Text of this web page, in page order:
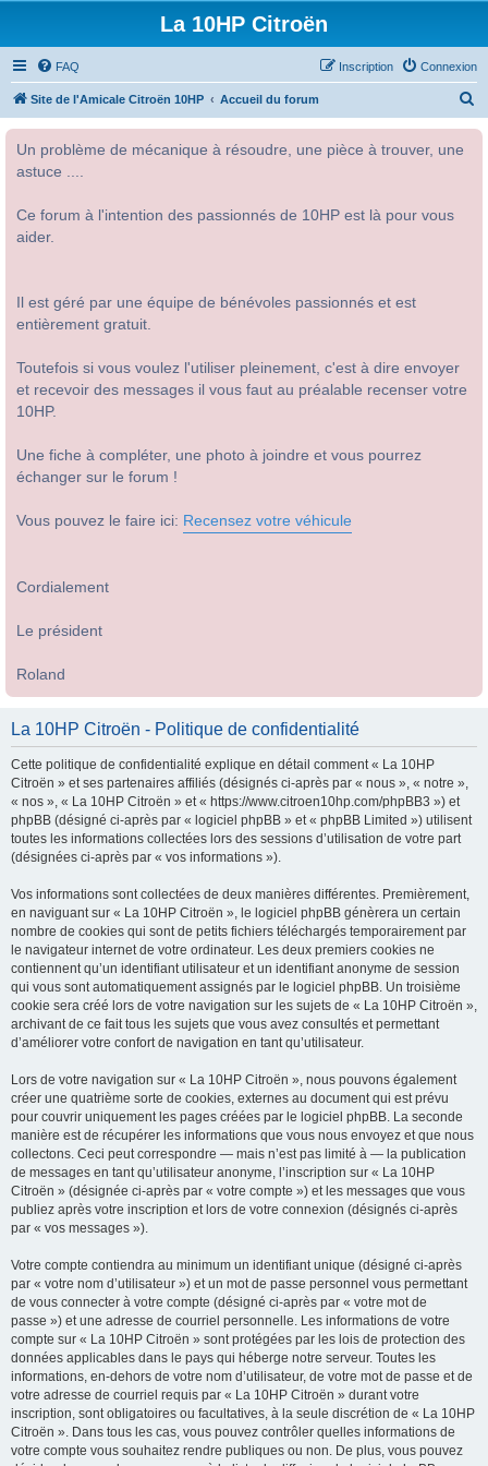
La 10HP Citroën
FAQ Connexion
Inscription
Site de l'Amicale Citroën 10HP Accueil du forum
Un problème de mécanique à résoudre, une pièce à trouver, une
astuce ....
Ce forum à l'intention des passionnés de 10HP est là pour vous
aider.
Il est géré par une équipe de bénévoles passionnés et est
entièrement gratuit.
Toutefois si vous voulez l'utiliser pleinement, c'est à dire envoyer
et recevoir des messages il vous faut au préalable recenser votre
10HP.
Une fiche à compléter, une photo à joindre et vous pourrez
échanger sur le forum !
Vous pouvez le faire ici: Recensez votre véhicule
Cordialement
Le président
Roland
La 10HP Citroën - Politique de confidentialité
Cette politique de confidentialité explique en détail comment « La 10HP
Citroën » et ses partenaires affiliés (désignés ci-après par « nous », « notre »,
« nos », « La 10HP Citroën » et « https://www.citroen10hp.com/phpBB3 ») et
phpBB (désigné ci-après par « logiciel phpBB » et « phpBB Limited ») utilisent
toutes les informations collectées lors des sessions d’utilisation de votre part
(désignées ci-après par « vos informations »).
Vos informations sont collectées de deux manières différentes. Premièrement,
en naviguant sur « La 10HP Citroën », le logiciel phpBB génèrera un certain
nombre de cookies qui sont de petits fichiers téléchargés temporairement par
le navigateur internet de votre ordinateur. Les deux premiers cookies ne
contiennent qu’un identifiant utilisateur et un identifiant anonyme de session
qui vous sont automatiquement assignés par le logiciel phpBB. Un troisième
cookie sera créé lors de votre navigation sur les sujets de « La 10HP Citroën »,
archivant de ce fait tous les sujets que vous avez consultés et permettant
d’améliorer votre confort de navigation en tant qu’utilisateur.
Lors de votre navigation sur « La 10HP Citroën », nous pouvons également
créer une quatrième sorte de cookies, externes au document qui est prévu
pour couvrir uniquement les pages créées par le logiciel phpBB. La seconde
manière est de récupérer les informations que vous nous envoyez et que nous
collectons. Ceci peut correspondre — mais n’est pas limité à — la publication
de messages en tant qu’utilisateur anonyme, l’inscription sur « La 10HP
Citroën » (désignée ci-après par « votre compte ») et les messages que vous
publiez après votre inscription et lors de votre connexion (désignés ci-après
par « vos messages »).
Votre compte contiendra au minimum un identifiant unique (désigné ci-après
par « votre nom d’utilisateur ») et un mot de passe personnel vous permettant
de vous connecter à votre compte (désigné ci-après par « votre mot de
passe ») et une adresse de courriel personnelle. Les informations de votre
compte sur « La 10HP Citroën » sont protégées par les lois de protection des
données applicables dans le pays qui héberge notre serveur. Toutes les
informations, en-dehors de votre nom d’utilisateur, de votre mot de passe et de
votre adresse de courriel requis par « La 10HP Citroën » durant votre
inscription, sont obligatoires ou facultatives, à la seule discrétion de « La 10HP
Citroën ». Dans tous les cas, vous pouvez contrôler quelles informations de
votre compte vous souhaitez rendre publiques ou non. De plus, vous pouvez